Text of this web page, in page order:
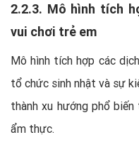
2.2.3. Mô hình tích
vui chơi trẻ em
Mô hình tích hợp các
tổ chức sinh nhật và sự
thành xu hướng phổ
ẩm thực.